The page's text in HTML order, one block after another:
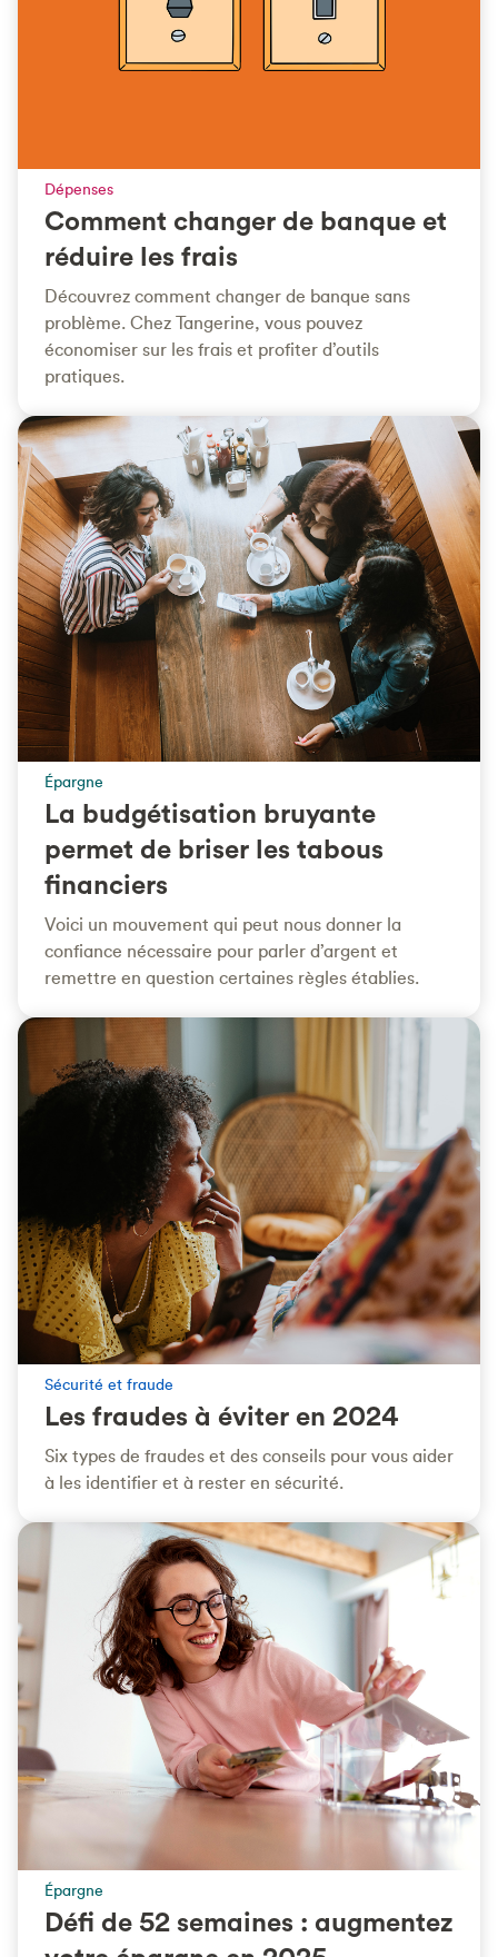
Dépenses
Comment changer de banque et
réduire les frais
Découvrez comment changer de banque sans
problème. Chez Tangerine, vous pouvez
économiser sur les frais et profiter d’outils
pratiques.
Épargne
La budgétisation bruyante
permet de briser les tabous
financiers
Voici un mouvement qui peut nous donner la
confiance nécessaire pour parler d’argent et
remettre en question certaines règles établies.
Sécurité et fraude
Les fraudes à éviter en 2024
Six types de fraudes et des conseils pour vous aider
à les identifier et à rester en sécurité.
Épargne
Défi de 52 semaines : augmentez